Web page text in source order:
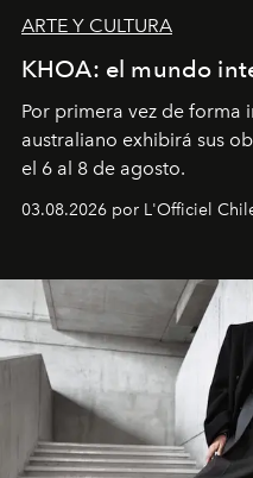
ARTE Y CULTURA
KHOA: el mundo
Por primera vez de forma
australiano exhibirá sus
el 6 al 8 de agosto.
03.08.2026 por L'Officiel